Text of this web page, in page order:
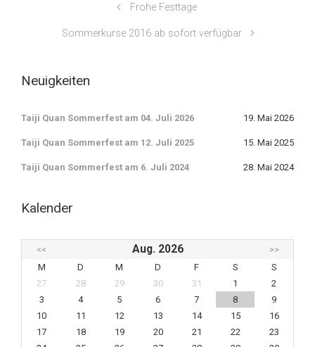
Frohe Festtage
Sommerkurse 2016 ab sofort verfügbar
Neuigkeiten
Taiji Quan Sommerfest am 04. Juli 2026 19. Mai 2026
Taiji Quan Sommerfest am 12. Juli 2025 15. Mai 2025
Taiji Quan Sommerfest am 6. Juli 2024 28. Mai 2024
Kalender
<< Aug. 2026
>>
M
D M D F S
S
27
28 29 30 31 1
2
3
4 5 6 7 8
9
10
11 12 13 14 15
16
17
18 19 20 21 22
23